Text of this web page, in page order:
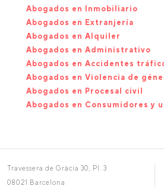
Abogados en Inmobiliario
Abogados en Extranjería
Abogados en Alquiler
Abogados en Administrativo
Abogados en Accidentes
Abogados en Violencia de
Abogados en Procesal civil
Abogados en Consumidores y
Travessera de Gràcia 30, Pl. 3
08021 Barcelona